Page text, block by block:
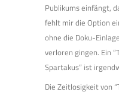
Publikums einfängt,
fehlt mir die Option
ohne die Doku-
verloren gingen. Ein
Spartakus” ist
Die Zeitlosigkeit von